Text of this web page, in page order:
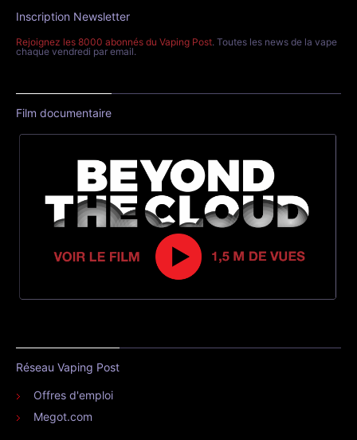
Inscription Newsletter
Rejoignez les 8000 abonnés du Vaping Post. Toutes les news de la vape
chaque vendredi par email.
Film documentaire
Réseau Vaping Post
Offres d'emploi
Megot.com